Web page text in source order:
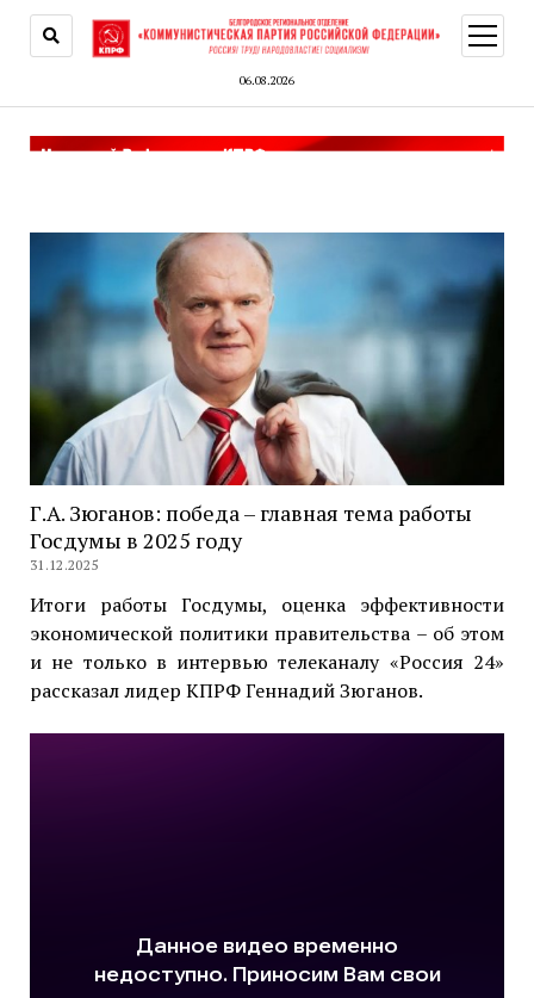
06.08.2026
меню
Г.А. Зюганов: победа – главная тема работы
Госдумы в 2025 году
31.12.2025
Итоги работы Госдумы, оценка эффективности
экономической политики правительства – об этом
и не только в интервью телеканалу «Россия 24»
рассказал лидер КПРФ Геннадий Зюганов.